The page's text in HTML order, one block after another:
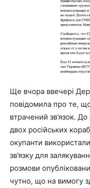
Ще вчора ввечері
повідомила про те,
втрачений зв’язок.
двох російських
окупанти
зв’язку для
розмови
чутно, що на вимогу